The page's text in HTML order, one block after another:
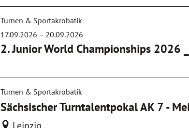
Turnen & Sportakrobatik
17.09.2026 – 20.09.2026
2. Junior World Championships 2026
Turnen & Sportakrobatik
Sächsischer Turntalentpokal AK 7 -